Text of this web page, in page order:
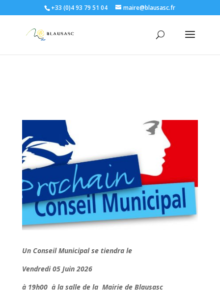
+33 (0)4 93 79 51 04 maire@blausasc.fr
Un Conseil Municipal se tiendra le
Vendredi 05 Juin 2026
à 19h00 à la salle de la Mairie de Blausasc